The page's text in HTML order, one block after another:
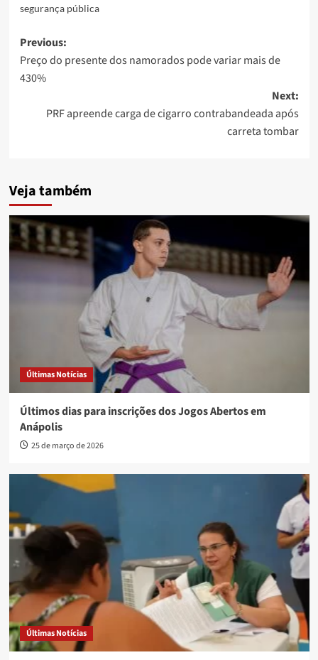
segurança pública
Post
navigation
Previous:
Preço do presente dos namorados pode variar mais de
430%
Next:
PRF apreende carga de cigarro contrabandeada após
carreta tombar
Veja também
Últimas Notícias
Últimos dias para inscrições dos Jogos Abertos em
Anápolis
25 de março de 2026
Últimas Notícias